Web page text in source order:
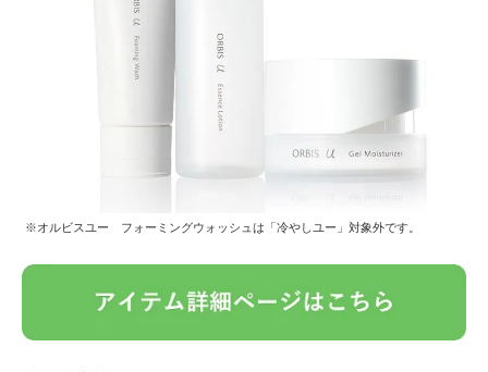
※オルビスユー フォーミングウォッシュは「冷やしユー」対象外です。